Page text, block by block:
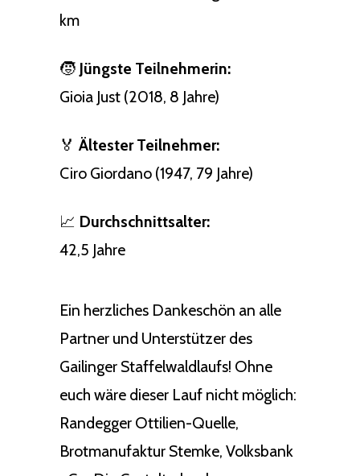
km
🧒 Jüngste Teilnehmerin:
Gioia Just (2018, 8 Jahre)
🏅 Ältester Teilnehmer:
Ciro Giordano (1947, 79 Jahre)
📈 Durchschnittsalter:
42,5 Jahre
Ein herzliches Dankeschön an alle
Partner und Unterstützer des
Gailinger Staffelwaldlaufs! Ohne
euch wäre dieser Lauf nicht möglich:
Randegger Ottilien-Quelle,
Brotmanufaktur Stemke, Volksbank